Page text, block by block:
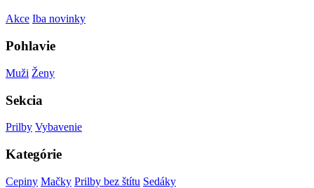
Akce Iba novinky
Pohlavie
Muži Ženy
Sekcia
Prilby Vybavenie
Kategórie
Cepiny Mačky Prilby bez štítu Sedáky